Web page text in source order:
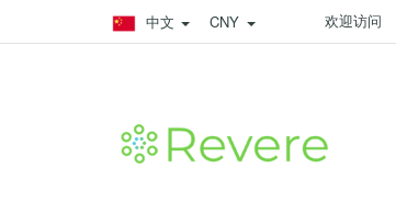
中文 CNY 欢迎访问